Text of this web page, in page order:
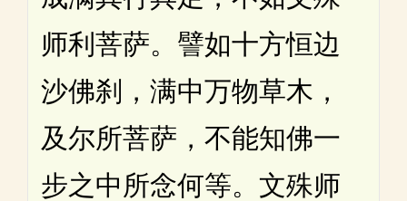
师利菩萨。譬如十方恒边
沙佛刹，满中万物草木，
及尔所菩萨，不能知佛一
步之中所念何等。文殊师